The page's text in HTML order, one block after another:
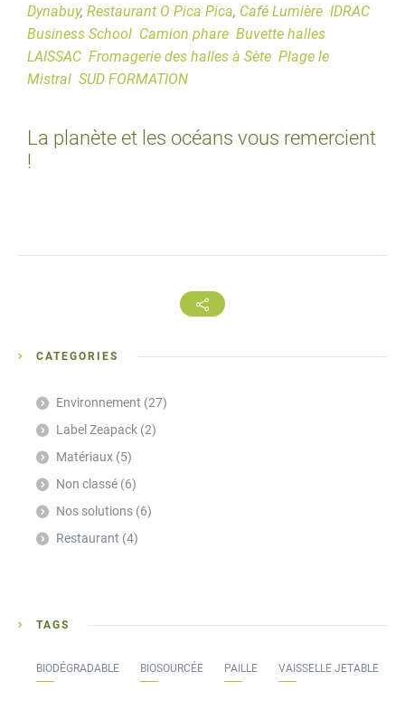
Dynabuy, Restaurant O Pica Pica, Café Lumière IDRAC
Business School Camion phare Buvette halles
LAISSAC Fromagerie des halles à Sète Plage le
Mistral SUD FORMATION
La planète et les océans vous remercient
!
CATEGORIES
Environnement (27)
Label Zeapack (2)
Matériaux (5)
Non classé (6)
Nos solutions (6)
Restaurant (4)
TAGS
BIODÉGRADABLE BIOSOURCÉE PAILLE VAISSELLE JETABLE